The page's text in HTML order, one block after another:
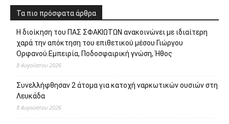
Τα πιο πρόσφατα άρθρα
Η διοίκηση του ΠΑΣ ΣΦΑΚΙΩΤΩΝ ανακοινώνει με ιδιαίτερη
χαρά την απόκτηση του επιθετικού μέσου Γιώργου
Ορφανού.Εμπειρία, Ποδοσφαιρική γνώση, Ήθος
8 Αυγούστου 2026
Συνελλήφθησαν 2 άτομα για κατοχή ναρκωτικών ουσιών στη
Λευκάδα
8 Αυγούστου 2026